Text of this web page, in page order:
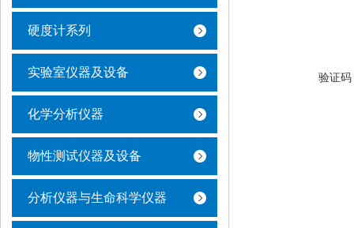
硬度计系列
实验室仪器及设备
化学分析仪器
物性测试仪器及设备
分析仪器与生命科学仪器
验证码